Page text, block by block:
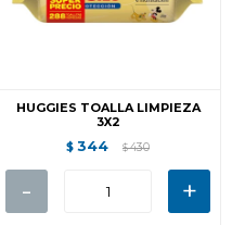
HUGGIES TOALLA LIMPIEZA
3X2
$ 344 $ 430
- +